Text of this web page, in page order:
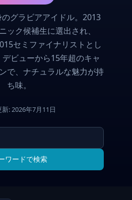
グラビアアイドル。2013
ック候補生に選出され、
セミファイナリストとし
ビューから15年超のキャ
で、ナチュラルな魅力が持
ち味。
: 2026年7月11日
ワードで検索